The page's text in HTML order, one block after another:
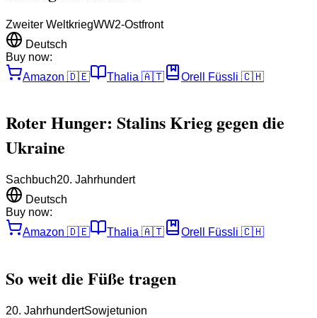
Zweiter WeltkriegWW2-Ostfront
Deutsch
Buy now:
Amazon 🇩🇪 Thalia 🇦🇹 Orell Füssli 🇨🇭
Roter Hunger: Stalins Krieg gegen die
Ukraine
Sachbuch20. Jahrhundert
Deutsch
Buy now:
Amazon 🇩🇪 Thalia 🇦🇹 Orell Füssli 🇨🇭
So weit die Füße tragen
20. JahrhundertSowjetunion